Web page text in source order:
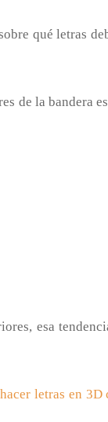
qué letras
de la bandera
esa
letras en